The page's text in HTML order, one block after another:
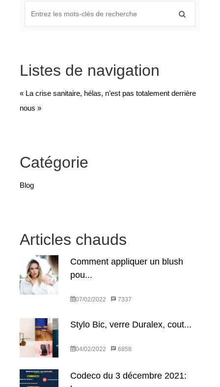
Listes de navigation
« La crise sanitaire, hélas, n’est pas totalement derrière
nous »
Catégorie
Blog
Articles chauds
Comment appliquer un blush
pou...
07/02/2022 7337
Stylo Bic, verre Duralex, cout...
04/02/2022 6858
Codeco du 3 décembre 2021: